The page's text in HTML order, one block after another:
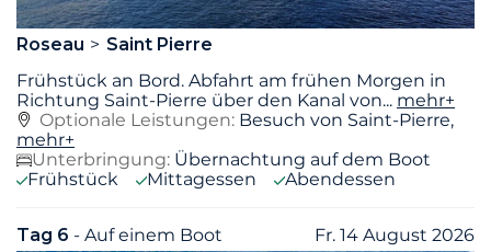
Roseau
Saint Pierre
Frühstück an Bord. Abfahrt am frühen Morgen in
Richtung Saint-Pierre über den Kanal von... mehr+
Optionale Leistungen: Besuch von Saint-Pierre,
mehr+
Unterbringung: Übernachtung auf dem Boot
Frühstück
Mittagessen Abendessen
Tag 6 - Auf einem Boot Fr. 14 August 2026